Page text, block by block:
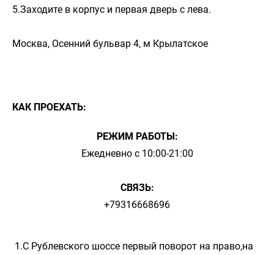
5.Заходите в корпус и первая дверь с лева.
Москва, Осенний бульвар 4, м Крылатское
КАК ПРОЕХАТЬ:
РЕЖИМ РАБОТЫ:
Ежедневно с 10:00-21:00
СВЯЗЬ:
+79316668696
1.С Рублевского шоссе первый поворот на право,на